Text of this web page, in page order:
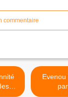
commentaire
Evenou